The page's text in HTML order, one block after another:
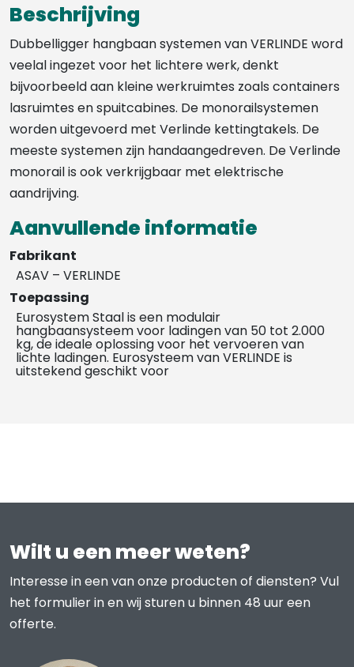
Beschrijving
Dubbelligger hangbaan systemen van VERLINDE word
veelal ingezet voor het lichtere werk, denkt
bijvoorbeeld aan kleine werkruimtes zoals containers
lasruimtes en spuitcabines. De monorailsystemen
worden uitgevoerd met Verlinde kettingtakels. De
meeste systemen zijn handaangedreven. De Verlinde
monorail is ook verkrijgbaar met elektrische
aandrijving.
Aanvullende informatie
Fabrikant
ASAV – VERLINDE
Toepassing
Eurosystem Staal is een modulair
hangbaansysteem voor ladingen van 50 tot 2.000
kg, de ideale oplossing voor het vervoeren van
lichte ladingen. Eurosysteem van VERLINDE is
uitstekend geschikt voor
Wilt u een meer weten?
Interesse in een van onze producten of diensten? Vul
het formulier in en wij sturen u binnen 48 uur een
offerte.